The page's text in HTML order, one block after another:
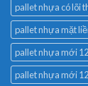
pallet nhựa có lõi
pallet nhựa mặt
pallet nhựa mới
pallet nhựa mới